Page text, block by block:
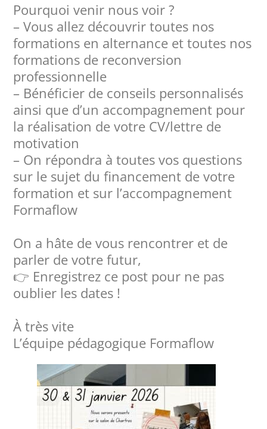
Pourquoi venir nous voir ?
– Vous allez découvrir toutes nos
formations en alternance et toutes nos
formations de reconversion
professionnelle
– Bénéficier de conseils personnalisés
ainsi que d’un accompagnement pour
la réalisation de votre CV/lettre de
motivation
– On répondra à toutes vos questions
sur le sujet du financement de votre
formation et sur l’accompagnement
Formaflow
On a hâte de vous rencontrer et de
parler de votre futur,
👉 Enregistrez ce post pour ne pas
oublier les dates !
À très vite
L’équipe pédagogique Formaflow